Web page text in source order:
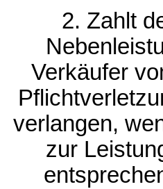
2. Zahlt
Verkäufer
verlangen,
zur